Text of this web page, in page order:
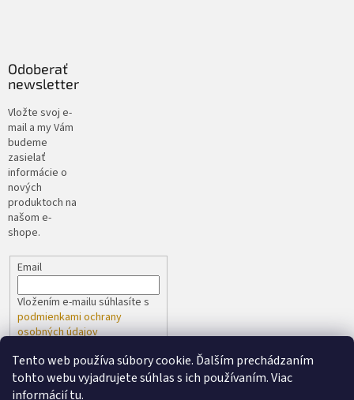
Tento web používa súbory cookie. Ďalším prechádzaním
tohto webu vyjadrujete súhlas s ich používaním. Viac
informáciítu.
Odoberať
newsletter
Vložte svoj e-
mail a my Vám
budeme
zasielať
informácie o
nových
produktoch na
našom e-
shope.
Email
Vložením e-mailu súhlasíte s
podmienkami ochrany
osobných údajov
PRIHLÁSIŤ SA